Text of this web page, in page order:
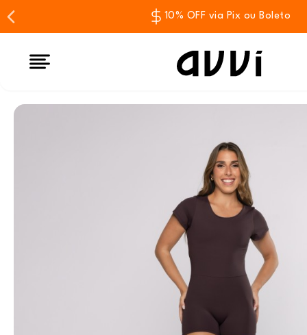
10% OFF via Pix ou Boleto